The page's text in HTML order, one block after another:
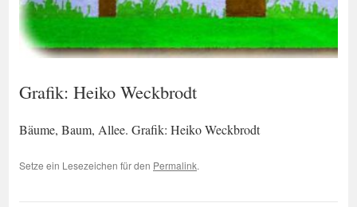
Grafik: Heiko Weckbrodt
Bäume, Baum, Allee. Grafik: Heiko Weckbrodt
Setze ein Lesezeichen für den Permalink.